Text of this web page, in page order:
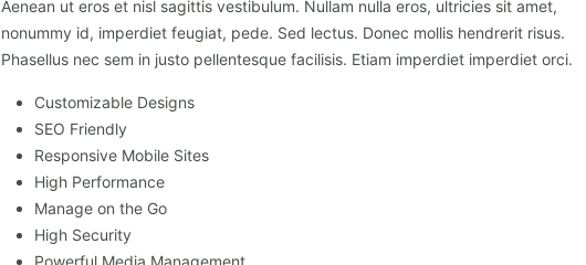
Aenean ut eros et nisl sagittis vestibulum. Nullam nulla eros, ultricies sit amet,
nonummy id, imperdiet feugiat, pede. Sed lectus. Donec mollis hendrerit risus.
Phasellus nec sem in justo pellentesque facilisis. Etiam imperdiet imperdiet orci.
Customizable Designs
SEO Friendly
Responsive Mobile Sites
High Performance
Manage on the Go
High Security